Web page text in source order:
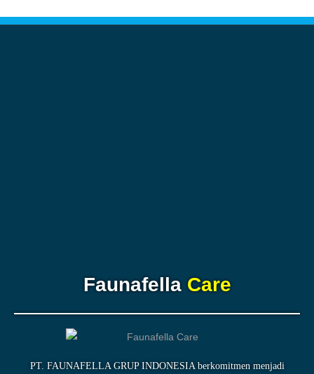
FaunafellaCare
PT. FAUNAFELLA GRUP INDONESIA berkomitmen menjadi